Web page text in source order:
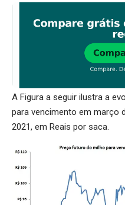
A Figura a seguir ilustra a
para vencimento em março
2021, em Reais por saca.